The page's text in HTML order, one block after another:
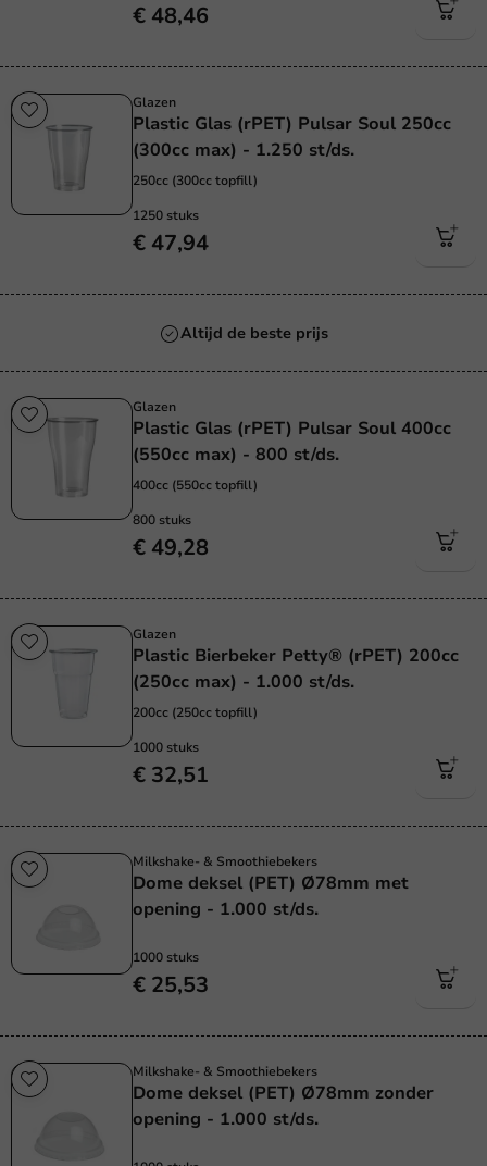
€ 48,46
Glazen
Plastic Glas (rPET) Pulsar Soul 250cc
(300cc max) - 1.250 st/ds.
250cc (300cc topfill)
1250 stuks
€ 47,94
Altijd de beste prijs
Glazen
Plastic Glas (rPET) Pulsar Soul 400cc
(550cc max) - 800 st/ds.
400cc (550cc topfill)
800 stuks
€ 49,28
Glazen
Plastic Bierbeker Petty® (rPET) 200cc
(250cc max) - 1.000 st/ds.
200cc (250cc topfill)
1000 stuks
€ 32,51
Milkshake- & Smoothiebekers
Dome deksel (PET) Ø78mm met
opening - 1.000 st/ds.
1000 stuks
€ 25,53
Milkshake- & Smoothiebekers
Dome deksel (PET) Ø78mm zonder
opening - 1.000 st/ds.